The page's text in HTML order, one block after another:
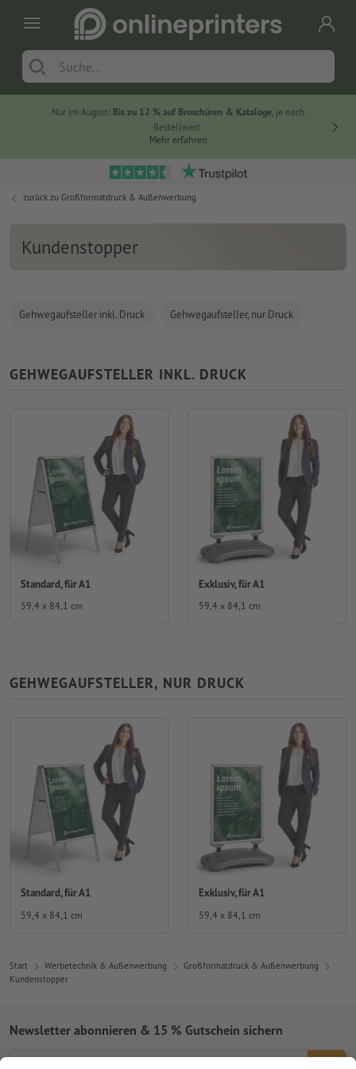
Nur im August: Bis zu 12 % auf Broschüren & Kataloge, je nach
Bestellwert.
Mehr erfahren
zurück zu Großformatdruck & Außenwerbung
Kundenstopper
Gehwegaufsteller inkl. Druck Gehwegaufsteller, nur Druck
GEHWEGAUFSTELLER INKL. DRUCK
Standard, für A1
59,4 x 84,1 cm
Exklusiv, für A1
59,4 x 84,1 cm
GEHWEGAUFSTELLER, NUR DRUCK
Standard, für A1
59,4 x 84,1 cm
Exklusiv, für A1
59,4 x 84,1 cm
Start Werbetechnik & Außenwerbung
Großformatdruck & Außenwerbung
Kundenstopper
Newsletter abonnieren & 15 % Gutschein sichern